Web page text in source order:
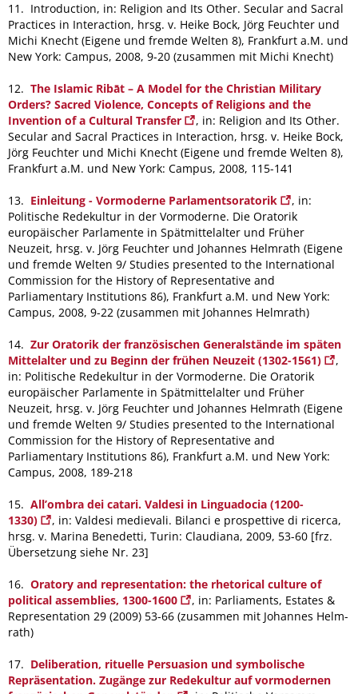
11. Introduction, in: Religion and Its Other. Secular and Sacral
Practices in Interaction, hrsg. v. Heike Bock, Jörg Feuchter und
Michi Knecht (Eigene und fremde Welten 8), Frankfurt a.M. und
New York: Campus, 2008, 9-20 (zusammen mit Michi Knecht)
12. The Islamic Ribāt – A Model for the Christian Military
Orders? Sacred Violence, Concepts of Religions and the
Invention of a Cultural Transfer
, in: Religion and Its Other.
Secular and Sacral Practices in Interaction, hrsg. v. Heike Bock,
Jörg Feuchter und Michi Knecht (Eigene und fremde Welten 8),
Frankfurt a.M. und New York: Campus, 2008, 115-141
13. Einleitung - Vormoderne Parlamentsoratorik
, in:
Politische Redekultur in der Vormoderne. Die Oratorik
europäischer Parlamente in Spätmittelalter und Früher
Neuzeit, hrsg. v. Jörg Feuchter und Johannes Helmrath (Eigene
und fremde Welten 9/ Studies presented to the International
Commission for the History of Representative and
Parliamentary Institutions 86), Frankfurt a.M. und New York:
Campus, 2008, 9-22 (zusammen mit Johannes Helmrath)
14. Zur Oratorik der französischen Generalstände im späten
Mittelalter und zu Beginn der frühen Neuzeit (1302-1561)
,
in: Politische Redekultur in der Vormoderne. Die Oratorik
europäischer Parlamente in Spätmittelalter und Früher
Neuzeit, hrsg. v. Jörg Feuchter und Johannes Helmrath (Eigene
und fremde Welten 9/ Studies presented to the International
Commission for the History of Representative and
Parliamentary Institutions 86), Frank­furt a.M. und New York:
Campus, 2008, 189-218
15. All’ombra dei catari. Valdesi in Linguadocia (1200-
1330)
, in: Valdesi medievali. Bilanci e prospettive di ricerca,
hrsg. v. Marina Benedetti, Turin: Claudiana, 2009, 53-60 [frz.
Übersetzung siehe Nr. 23]
16. Oratory and representation: the rhetorical culture of
political assemblies, 1300-1600
, in: Par­liaments, Estates &
Representation 29 (2009) 53-66 (zusammen mit Johannes Helm­
rath)
17. Deliberation, rituelle Persuasion und symbolische
Repräsentation. Zugänge zur Redekultur auf vormodernen